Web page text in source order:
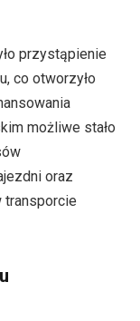
przystąpienie
co otworzyło
możliwe stało
oraz
transporcie